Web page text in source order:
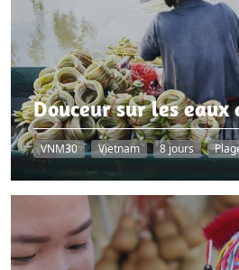
Douceur sur les eaux
VNM30 Vietnam 8 jours